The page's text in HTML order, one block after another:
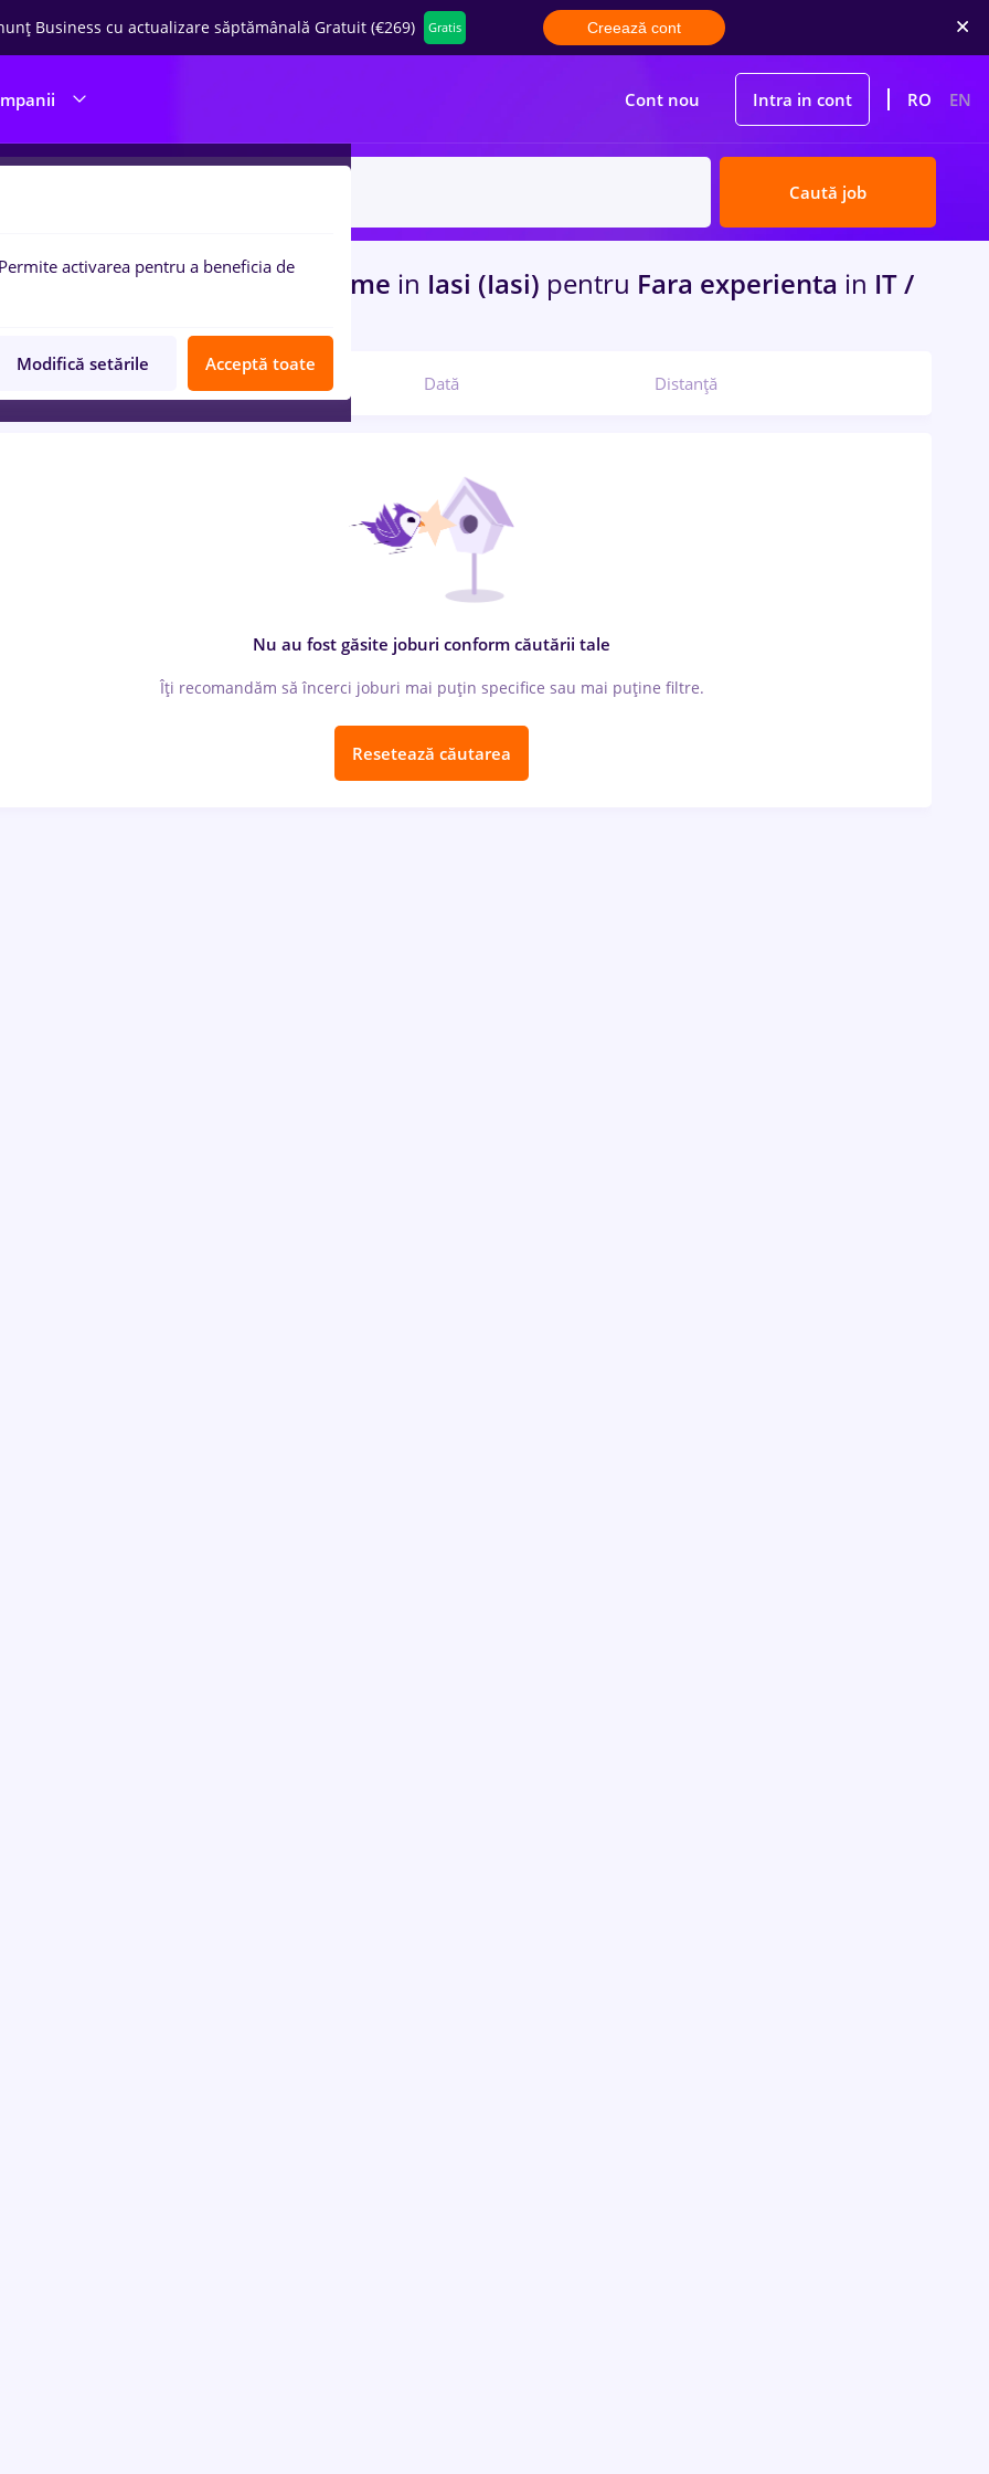
Business cu actualizare săptămânală Gratuit (€269) Gratis Creează cont
Cont nou Intra in cont RO EN
Caută job
de muncacu salarii Full time in Iasi (Iasi) pentru Fara experienta in IT /
Relevanță Dată Distanță
Nu au fost găsite joburi conform căutării tale
Îți recomandăm să încerci joburi mai puțin specifice sau mai puține filtre.
Resetează căutarea
Permite activarea pentru a beneficia de
Modifică setările Acceptă toate